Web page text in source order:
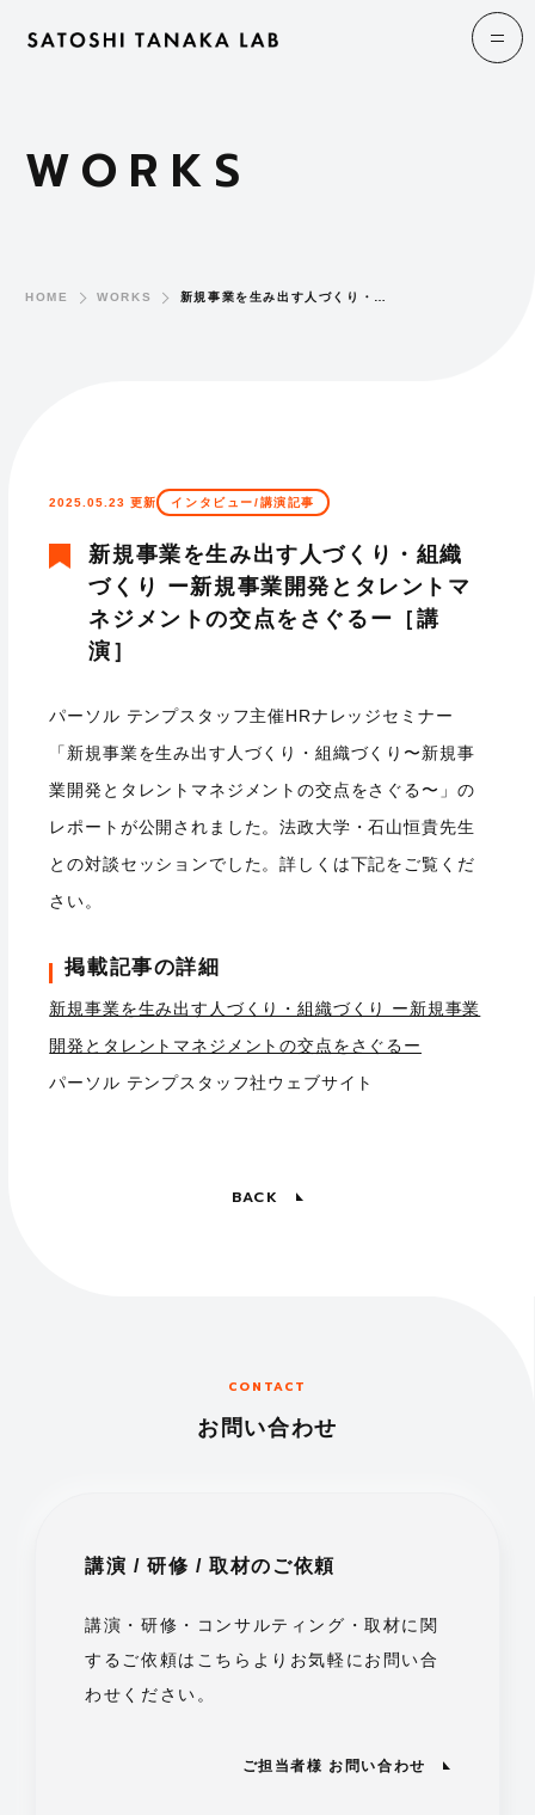
WORKS
HOME WORKS 新規事業を生み出す人づくり・…
2025.05.23 更新 インタビュー/講演記事
新規事業を生み出す人づくり・組織
づくり ー新規事業開発とタレントマ
ネジメントの交点をさぐるー［講
演］
パーソル テンプスタッフ主催HRナレッジセミナー
「新規事業を生み出す人づくり・組織づくり〜新規事
業開発とタレントマネジメントの交点をさぐる〜」の
レポートが公開されました。法政大学・石山恒貴先生
との対談セッションでした。詳しくは下記をご覧くだ
さい。
掲載記事の詳細
新規事業を生み出す人づくり・組織づくり ー新規事業
開発とタレントマネジメントの交点をさぐるー
パーソル テンプスタッフ社ウェブサイト
BACK
CONTACT
お問い合わせ
講演 / 研修 / 取材のご依頼
講演・研修・コンサルティング・取材に関
するご依頼はこちらよりお気軽にお問い合
わせください。
ご担当者様 お問い合わせ